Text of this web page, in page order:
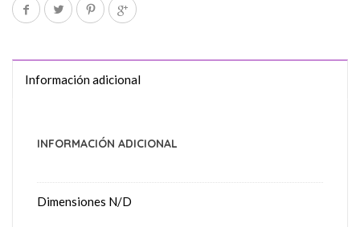
Información adicional
INFORMACIÓN ADICIONAL
Dimensiones N/D